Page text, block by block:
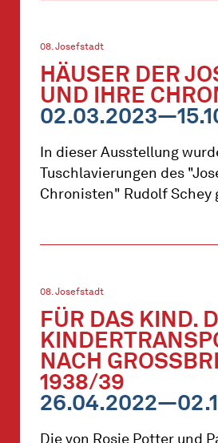
08. Josefstadt
HÄUSER DER
UND IHRE
In dieser Ausstellung
Tuschlavierungen des
Chronisten" Rudolf Schey
08. Josefstadt
FÜR DAS KIND.
NACH
938/39
Die von Rosie Potter und